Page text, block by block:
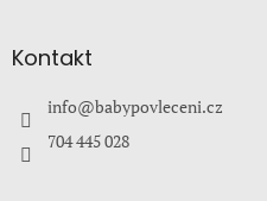
aKontakt
info@babypovleceni.cz
704 445 028